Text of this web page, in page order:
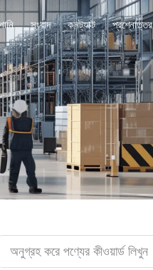
সংবাদ কনট্যাক্ট প্রশ্নোত্তর